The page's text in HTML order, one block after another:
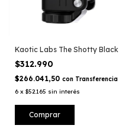
Kaotic Labs The Shotty Black
$312.990
$266.041,50 con Transferencia
6 x $52.165 sin interés